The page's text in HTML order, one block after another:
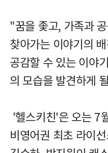
"꿈을 좇고, 가족과
찾아가는 이야기의
공감할 수 있는 이야
의 모습을 발견하게
'헬스키친'은 오는 7
비영어권 최초 라이